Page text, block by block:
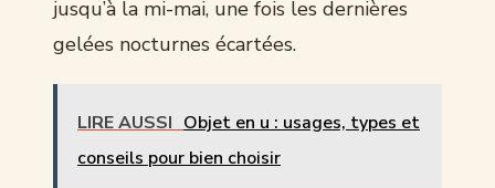
jusqu’à la mi-mai, une fois les dernières
gelées nocturnes écartées.
LIRE AUSSI Objet en u : usages, types et
conseils pour bien choisir